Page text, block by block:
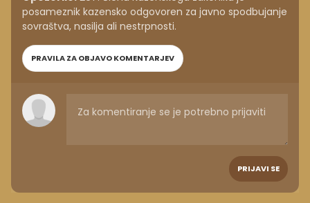
posameznik kazensko odgovoren za javno spodbujanje
sovraštva, nasilja ali nestrpnosti.
PRAVILA ZA OBJAVO KOMENTARJEV
PRIJAVI SE